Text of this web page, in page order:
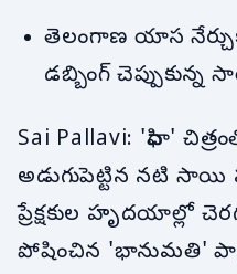
తెలంగాణ యాస
డబ్బింగ్ చెప్పుకున్న
Sai Pallavi: 'ఫిదా'
అడుగుపెట్టిన నటి
ప్రేక్షకుల హృదయాల్లో
పోషించిన 'భానుమతి'